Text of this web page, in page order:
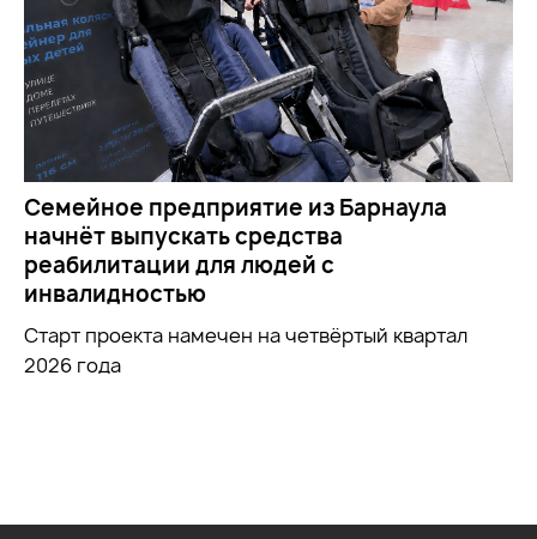
Семейное предприятие из Барнаула
начнёт выпускать средства
реабилитации для людей с
инвалидностью
Старт проекта намечен на четвёртый квартал
2026 года